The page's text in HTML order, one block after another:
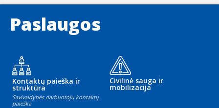
Paslaugos
Kontaktų paieška ir
struktūra
Savivaldybės darbuotojų kontaktų
paieška
Civilinė sauga ir
mobilizacija